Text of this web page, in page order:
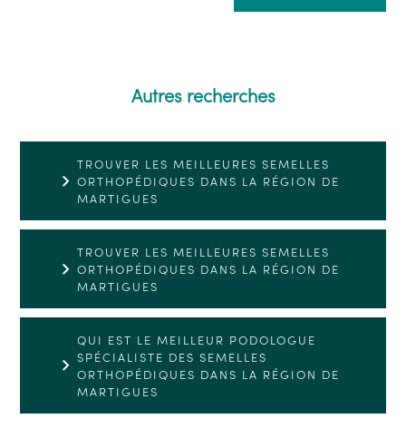
Autres recherches
TROUVER LES MEILLEURES SEMELLES
ORTHOPÉDIQUES DANS LA RÉGION DE
MARTIGUES
TROUVER LES MEILLEURES SEMELLES
ORTHOPÉDIQUES DANS LA RÉGION DE
MARTIGUES
QUI EST LE MEILLEUR PODOLOGUE
SPÉCIALISTE DES SEMELLES
ORTHOPÉDIQUES DANS LA RÉGION DE
MARTIGUES